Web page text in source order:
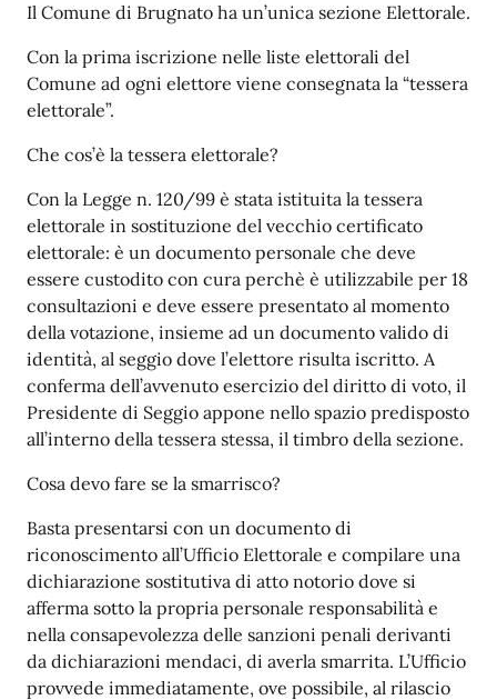
Il Comune di Brugnato ha un’unica sezione Elettorale.
Con la prima iscrizione nelle liste elettorali del
Comune ad ogni elettore viene consegnata la “tessera
elettorale”.
Che cos’è la tessera elettorale?
Con la Legge n. 120/99 è stata istituita la tessera
elettorale in sostituzione del vecchio certificato
elettorale: è un documento personale che deve
essere custodito con cura perchè è utilizzabile per 18
consultazioni e deve essere presentato al momento
della votazione, insieme ad un documento valido di
identità, al seggio dove l’elettore risulta iscritto. A
conferma dell’avvenuto esercizio del diritto di voto, il
Presidente di Seggio appone nello spazio predisposto
all’interno della tessera stessa, il timbro della sezione.
Cosa devo fare se la smarrisco?
Basta presentarsi con un documento di
riconoscimento all’Ufficio Elettorale e compilare una
dichiarazione sostitutiva di atto notorio dove si
afferma sotto la propria personale responsabilità e
nella consapevolezza delle sanzioni penali derivanti
da dichiarazioni mendaci, di averla smarrita. L’Ufficio
provvede immediatamente, ove possibile, al rilascio